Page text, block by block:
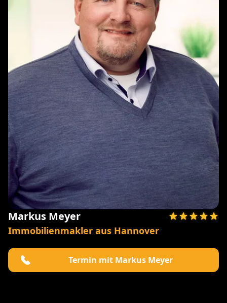
Markus Meyer
Immobilienmakler aus Hannover
Termin mit Markus Meyer